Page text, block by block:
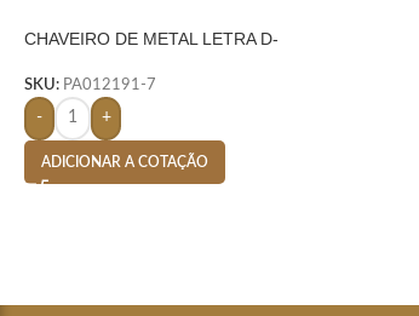
CHAVEIRO DE METAL LETRA D-
SKU: PA012191-7
- +
ADICIONAR A COTAÇÃO